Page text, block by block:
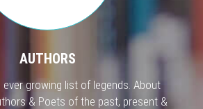
AUTHORS
growing list of legends. About
& Poets of the past, present &